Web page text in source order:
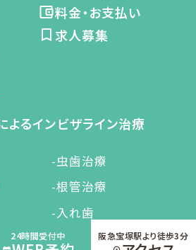
料金・お支払い
求人募集
よるインビザライン治療
-虫歯治療
-根管治療
-入れ歯
-口腔外科
24時間受付中 阪急宝塚駅より徒歩3分